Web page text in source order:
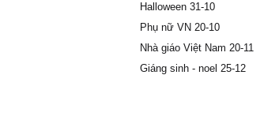
Halloween 31-10
Phụ nữ VN 20-10
Nhà giáo Việt Nam 20-11
Giáng sinh - noel 25-12